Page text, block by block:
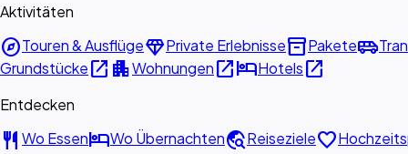
Aktivitäten
exploreTouren & AusflügediamondPrivate Erlebnisseinventory_2Paketeairport_shuttle
Grundstückeopen_in_new apartmentWohnungenopen_in_newhotelHotelsopen_in_new
Entdecken
restaurant Wo EssenhotelWo Übernachtentravel_exploreReisezielefavorite